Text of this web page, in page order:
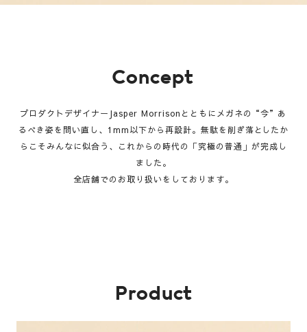
Concept
プロダクトデザイナーJasper Morrisonとともにメガネの“今”あ
るべき姿を問い直し、1mm以下から再設計。無駄を削ぎ落と したか
らこそみんなに似合う、これからの時代の「究極の普通」が完成し
ました。
全店舗でのお取り扱いをしております。
Product